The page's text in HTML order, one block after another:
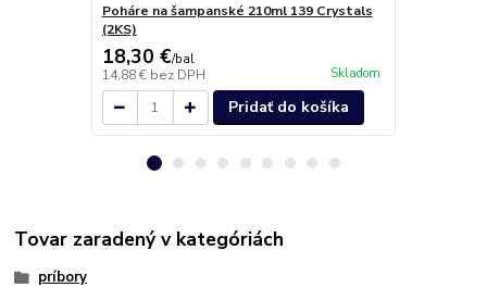
Poháre na šampanské 210ml 139 Crystals
(2KS)
18,30 €/bal
14,88 € bez DPH Skladom
Pridať do košíka
Tovar zaradený v kategóriách
príbory